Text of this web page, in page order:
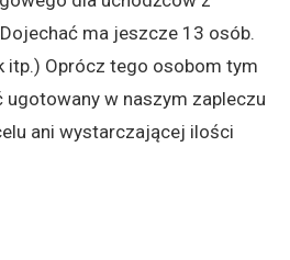
ma jeszcze 13 osób.
itp.) Oprócz tego osobom tym
ugotowany w naszym zapleczu
ani wystarczającej ilości